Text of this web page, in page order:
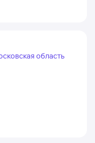
область